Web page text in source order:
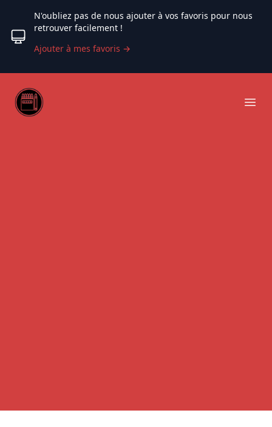
N'oubliez pas de nous ajouter à vos favoris pour nous
retrouver facilement !
Ajouter à mes favoris →
Web coloriage